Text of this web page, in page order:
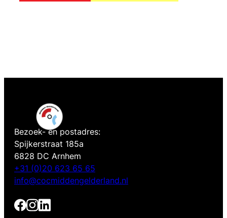
Bezoek- en postadres:
Spijkerstraat 185a
6828 DC Arnhem
+31 (0)20 623 65 65
info@cocmiddengelderland.nl